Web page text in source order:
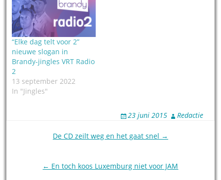
“Elke dag telt voor 2”
nieuwe slogan in
Brandy-jingles VRT Radio
2
13 september 2022
In "Jingles"
23 juni 2015 Redactie
De CD zeilt weg en het gaat snel →
← En toch koos Luxemburg niet voor JAM